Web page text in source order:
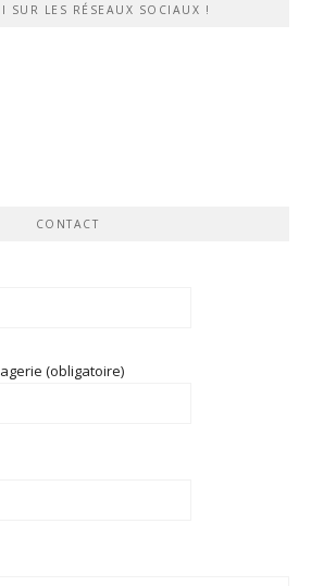
SUR LES RÉSEAUX SOCIAUX !
CONTACT
(obligatoire)